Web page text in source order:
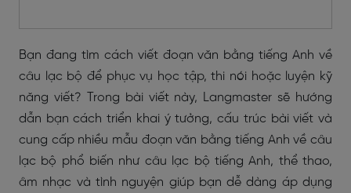
Bạn đang tìm cách viết đoạn văn bằng tiếng Anh về
câu lạc bộ để phục vụ học tập, thi nói hoặc luyện kỹ
năng viết? Trong bài viết này, Langmaster sẽ hướng
dẫn bạn cách triển khai ý tưởng, cấu trúc bài viết và
cung cấp nhiều mẫu đoạn văn bằng tiếng Anh về câu
lạc bộ phổ biến như câu lạc bộ tiếng Anh, thể thao,
âm nhạc và tình nguyện giúp bạn dễ dàng áp dụng